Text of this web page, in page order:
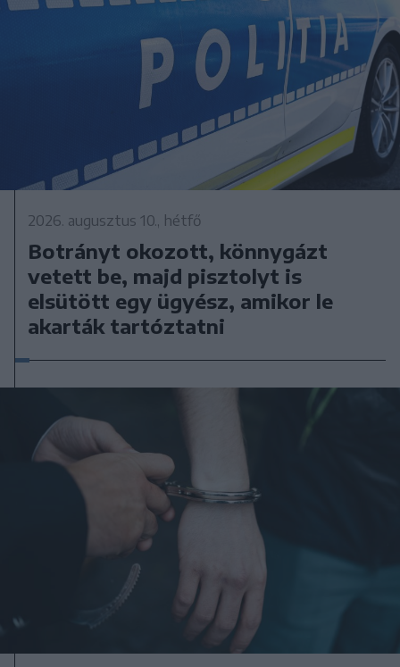
2026. augusztus 10., hétfő
Botrányt okozott, könnygázt
vetett be, majd pisztolyt is
elsütött egy ügyész, amikor le
akarták tartóztatni